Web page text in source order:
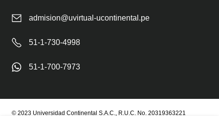
admision@uvirtual-ucontinental.pe
51-1-730-4998
51-1-700-7973
© 2023 Universidad Continental S.A.C., R.U.C. No. 20319363221